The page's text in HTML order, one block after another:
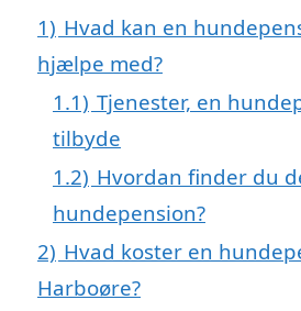
1) Hvad kan en
hjælpe med?
1.1) Tjenester, en
tilbyde
1.2) Hvordan finder du
hundepension?
2) Hvad koster en
Harboøre?